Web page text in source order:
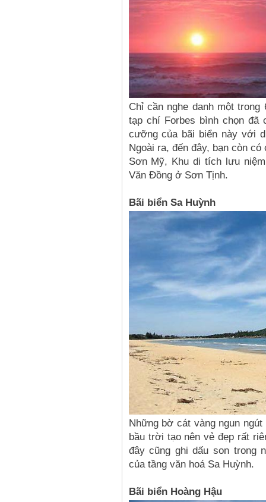
Chỉ cần nghe danh một
tạp chí Forbes bình chọn đã
cưỡng của bãi biển này với
Ngoài ra, đến đây, bạn còn
Sơn Mỹ, Khu di tích lưu
Văn Đồng ở Sơn Tịnh.
Bãi biển Sa Huỳnh
Những bờ cát vàng ngun
bầu trời tạo nên vẻ đẹp rất
đây cũng ghi dấu son trong
của tầng văn hoá Sa Huỳnh.
Bãi biển Hoàng Hậu